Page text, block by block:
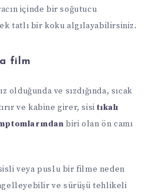
içinde bir soğutucu
tatlı bir koku algılayabilirsiniz.
film
olduğunda ve sızdığında, sıcak
ve kabine girer, sisitıkalı
biri olan ön camı
veya puslu bir filme neden
ve sürüşü tehlikeli